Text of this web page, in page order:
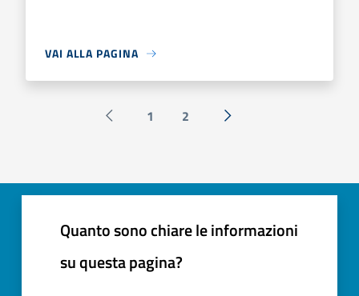
VAI ALLA PAGINA
Pagina precedente
1 2 Successiva »
Quanto sono chiare le informazioni
su questa pagina?